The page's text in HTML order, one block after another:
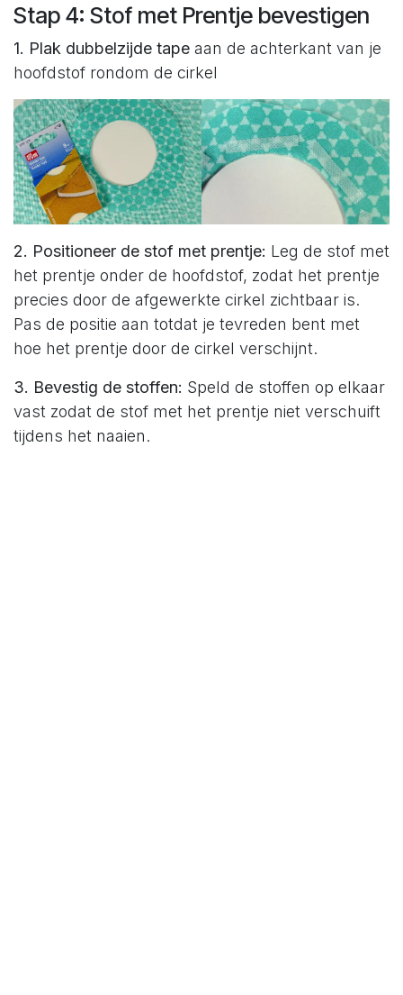
Stap 4: Stof met Prentje bevestigen
1. Plak dubbelzijde tape aan de achterkant van je
hoofdstof rondom de cirkel
2. Positioneer de stof met prentje: Leg de stof met
het prentje onder de hoofdstof, zodat het prentje
precies door de afgewerkte cirkel zichtbaar is.
Pas de positie aan totdat je tevreden bent met
hoe het prentje door de cirkel verschijnt.
3. Bevestig de stoffen: Speld de stoffen op elkaar
vast zodat de stof met het prentje niet verschuift
tijdens het naaien.